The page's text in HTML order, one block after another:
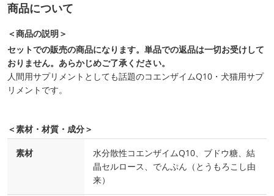
商品について
＜商品の説明＞
セットでの販売の商品になります。単品での返品は一切お受けして
おりません。あらかじめご了承ください。
人間用サプリメントとしても話題のコエンザイムQ10・犬猫用サプ
リメントです。
＜素材・材質・成分＞
素材
水分散性コエンザイムQ10、ブドウ糖、結
晶セルロース、でんぷん（とうもろこし由
来）